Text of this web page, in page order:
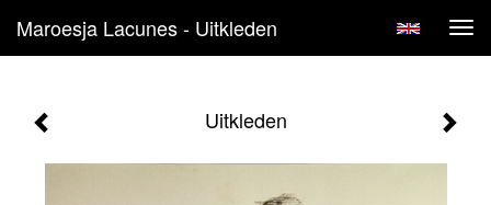
Maroesja Lacunes - Uitkleden
Uitkleden